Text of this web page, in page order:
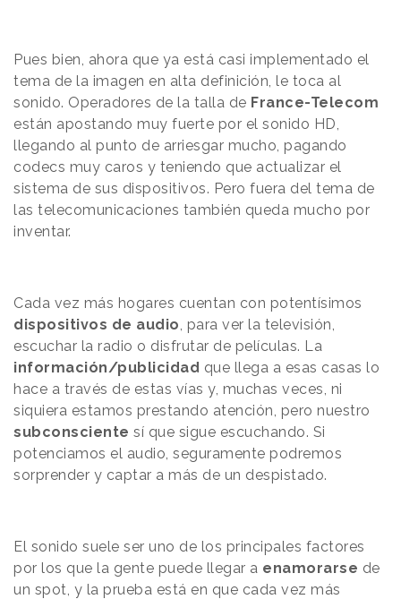
Pues bien, ahora que ya está casi implementado el
tema de la imagen en alta definición, le toca al
sonido. Operadores de la talla de France-Telecom
están apostando muy fuerte por el sonido HD,
llegando al punto de arriesgar mucho, pagando
codecs muy caros y teniendo que actualizar el
sistema de sus dispositivos. Pero fuera del tema de
las telecomunicaciones también queda mucho por
inventar.
Cada vez más hogares cuentan con potentísimos
dispositivos de audio , para ver la televisión,
escuchar la radio o disfrutar de películas. La
información/publicidad que llega a esas casas lo
hace a través de estas vías y, muchas veces, ni
siquiera estamos prestando atención, pero nuestro
subconsciente sí que sigue escuchando. Si
potenciamos el audio, seguramente podremos
sorprender y captar a más de un despistado.
El sonido suele ser uno de los principales factores
por los que la gente puede llegar a enamorarse de
un spot, y la prueba está en que cada vez más